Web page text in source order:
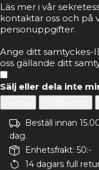
Läs mer i vår
kontaktar oss och på
personuppgifter.
Ange ditt samtyckes-
oss gällande ditt
Sälj eller dela inte
Beställ innan
dag.
Enhetsfrakt: 50:-
14 dagars full